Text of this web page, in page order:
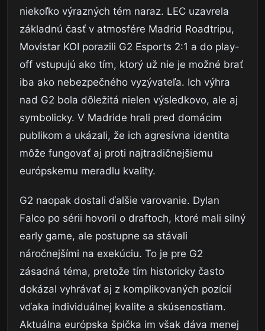
niekoľko výrazných tém naraz. LEC uzavrela
základnú časť v atmosfére Madrid Roadtripu,
Movistar KOI porazili G2 Esports 2:1 a do play-
off vstupujú ako tím, ktorý už nie je možné brať
iba ako nebezpečného vyzývateľa. Ich výhra
nad G2 bola dôležitá nielen výsledkovo, ale aj
symbolicky. V Madride hrali pred domácim
publikom a ukázali, že ich agresívna identita
môže fungovať aj proti najtradičnejšiemu
európskemu meradlu kvality.
G2 naopak dostali ďalšie varovanie. Dylan
Falco po sérii hovoril o draftoch, ktoré mali silný
early game, ale postupne sa stávali
náročnejšími na exekúciu. To je pre G2
zásadná téma, pretože tím historicky často
dokázal vyhrávať aj z komplikovaných pozícií
vďaka individuálnej kvalite a skúsenostiam.
Aktuálna európska špička im však dáva menej